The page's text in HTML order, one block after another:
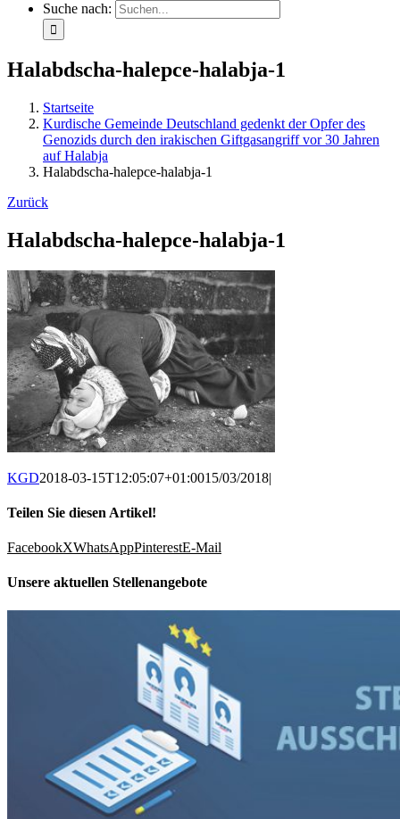
Suche nach:
Halabdscha-halepce-halabja-1
Startseite
Kurdische Gemeinde Deutschland gedenkt der Opfer des
Genozids durch den irakischen Giftgasangriff vor 30 Jahren
auf Halabja
Halabdscha-halepce-halabja-1
Zurück
Halabdscha-halepce-halabja-1
KGD2018-03-15T12:05:07+01:0015/03/2018|
Teilen Sie diesen Artikel!
FacebookXWhatsAppPinterestE-Mail
Unsere aktuellen Stellenangebote